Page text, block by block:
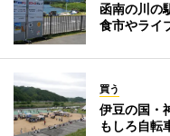
函南の川の
食市やライ
買う
伊豆の国・
もしろ自転